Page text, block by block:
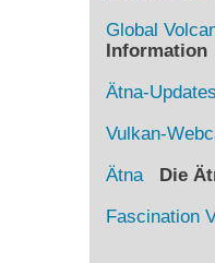
Global
Information
Ätna-
Vulkan-
Ätna
Die
Fascination